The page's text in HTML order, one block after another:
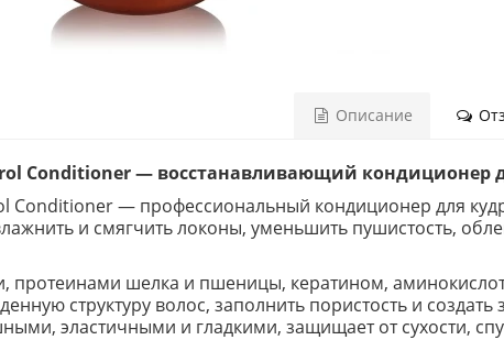
Описание
Conditioner — восстанавливающий кондиционер
Conditioner — профессиональный кондиционер для
и смягчить локоны, уменьшить пушистость,
протеинами шелка и пшеницы, кератином,
структуру волос, заполнить пористость и
эластичными и гладкими, защищает от сухости,